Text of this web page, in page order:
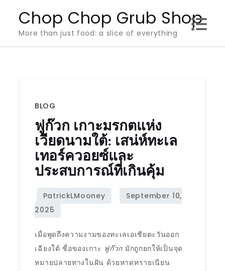
content
Chop Chop Grub Shop
More than just food: a slice of everything
BLOG
ฟูก๊วก เกาะมรกตแห่ง
เวียดนามใต้: เสน่ห์ทะเล
เทอร์ควอยซ์และ
ประสบการณ์ที่เกินคุ้ม
เมื่อพูดถึงความงามของทะเลเอเชียตะวันออก
เฉียงใต้ ชื่อของเกาะ ฟูก๊วก มักถูกยกให้เป็นจุด
หมายปลายทางในฝัน ด้วยหาดทรายเนียน